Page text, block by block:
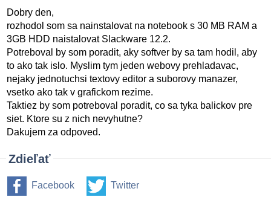
Dobry den,
rozhodol som sa nainstalovat na notebook s 30 MB RAM a
3GB HDD naistalovat Slackware 12.2.
Potreboval by som poradit, aky softver by sa tam hodil, aby
to ako tak islo. Myslim tym jeden webovy prehladavac,
nejaky jednotuchsi textovy editor a suborovy manazer,
vsetko ako tak v grafickom rezime.
Taktiez by som potreboval poradit, co sa tyka balickov pre
siet. Ktore su z nich nevyhutne?
Dakujem za odpoved.
Zdieľať
Facebook Twitter